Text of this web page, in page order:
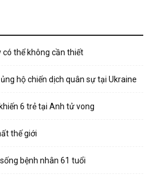
thể không cần thiết
hộ chiến dịch quân sự tại Ukraine
6 trẻ tại Anh tử vong
thế giới
bệnh nhân 61 tuổi